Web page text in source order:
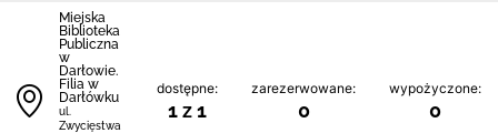
Miejska
Biblioteka
Publiczna
w
Darłowie.
Filia w
Darłówku
ul.
Zwycięstwa
dostępne:
1 z 1
zarezerwowane:
0
wypożyczone:
0